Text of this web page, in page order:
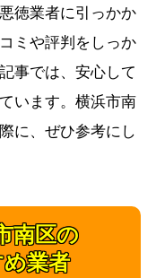
徳業者に引っかか
ミや評判をしっか
事では、安心して
います。横浜市南
に、ぜひ参考にし
南区の
業者